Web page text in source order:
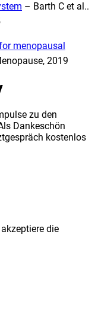
– Barth C et al..
menopausal
2019
zu den
Dankeschön
kostenlos
die